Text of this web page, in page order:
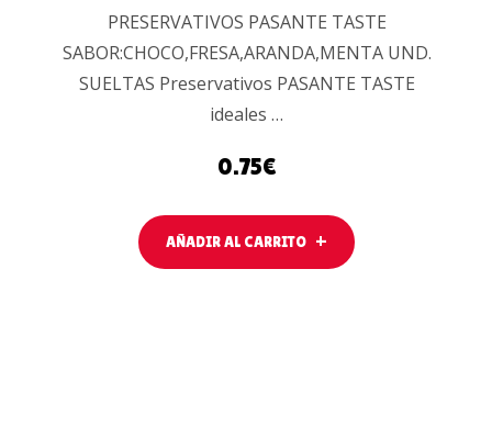
PRESERVATIVOS PASANTE TASTE
SABOR:CHOCO,FRESA,ARANDA,MENTA UND.
SUELTAS Preservativos PASANTE TASTE
ideales …
0.75€
AÑADIR AL CARRITO